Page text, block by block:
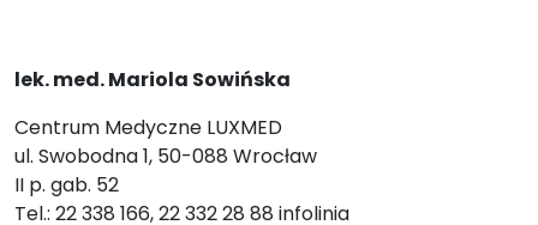
lek. med. Mariola Sowińska
Centrum Medyczne LUXMED
ul. Swobodna 1, 50-088 Wrocław
II p. gab. 52
Tel.: 22 338 166, 22 332 28 88 infolinia